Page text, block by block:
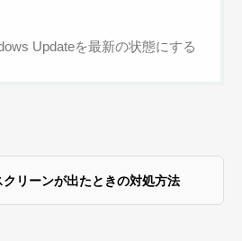
Updateを最新の状態にする
リーンが出たときの対処方法